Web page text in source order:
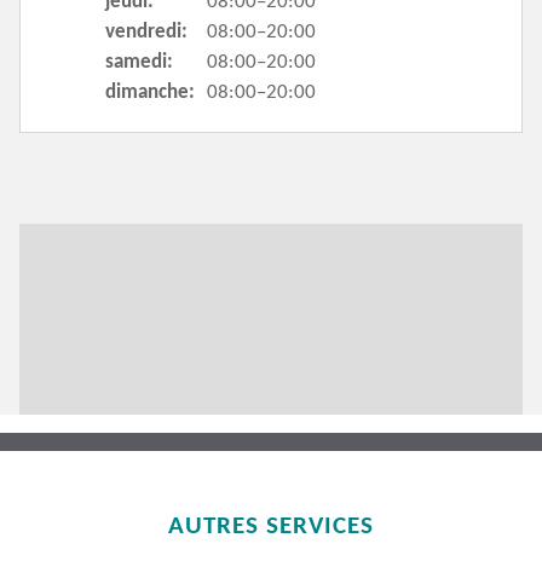
vendredi:
08:00–20:00
samedi:
08:00–20:00
dimanche:
08:00–20:00
AUTRES SERVICES